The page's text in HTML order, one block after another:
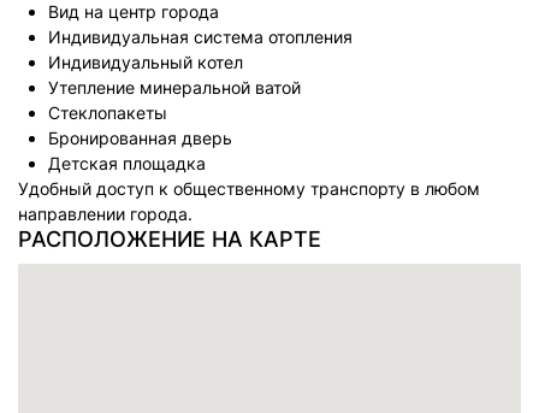
Вид на центр города
Индивидуальная система отопления
Индивидуальный котел
Утепление минеральной ватой
Стеклопакеты
Бронированная дверь
Детская площадка
Удобный доступ к общественному транспорту в любом
направлении города.
РАСПОЛОЖЕНИЕ НА КАРТЕ